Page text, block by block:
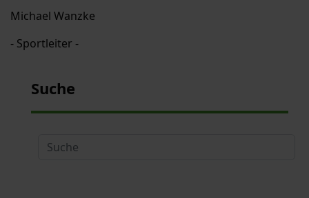
Michael Wanzke
- Sportleiter -
Suche
Suche